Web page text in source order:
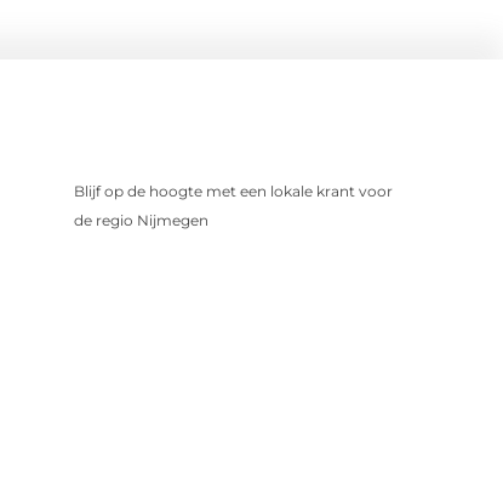
Blijf op de hoogte met een lokale krant voor
de regio Nijmegen